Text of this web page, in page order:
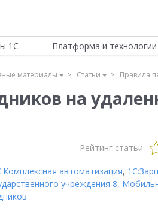
1С Платформа и технологии
материалы Статьи Правила
на
Рейтинг статьи
автоматизация,
учреждения 8,